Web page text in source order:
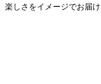
楽しさをイメージでお届け